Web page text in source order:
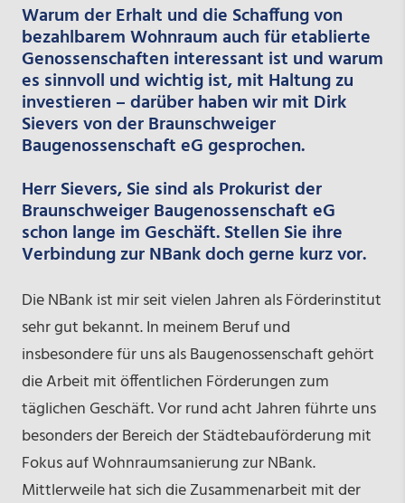
Warum der Erhalt und die Schaffung von
bezahlbarem Wohnraum auch für etablierte
Genossenschaften interessant ist und warum
es sinnvoll und wichtig ist, mit Haltung zu
investieren – darüber haben wir mit Dirk
Sievers von der Braunschweiger
Baugenossenschaft eG gesprochen.
Herr Sievers, Sie sind als Prokurist der
Braunschweiger Baugenossenschaft eG
schon lange im Geschäft. Stellen Sie ihre
Verbindung zur NBank doch gerne kurz vor.
Die NBank ist mir seit vielen Jahren als Förderinstitut
sehr gut bekannt. In meinem Beruf und
insbesondere für uns als Baugenossenschaft gehört
die Arbeit mit öffentlichen Förderungen zum
täglichen Geschäft. Vor rund acht Jahren führte uns
besonders der Bereich der Städtebauförderung mit
Fokus auf Wohnraumsanierung zur NBank.
Mittlerweile hat sich die Zusammenarbeit mit der